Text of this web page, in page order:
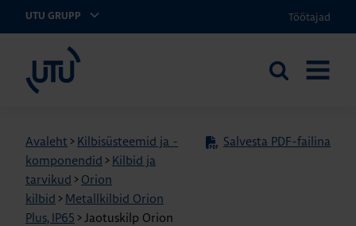
UTU GRUPP Töötajad
Otsi
Avaleht > Kilbisüsteemid ja -
komponendid > Kilbid ja
tarvikud > Orion
kilbid > Metallkilbid Orion
Plus, IP65 >Jaotuskilp Orion
Salvesta PDF-failina